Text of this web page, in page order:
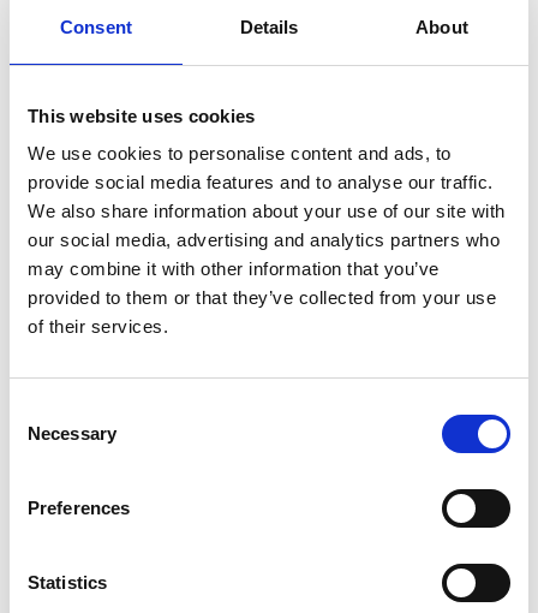
Consent Details About
This website uses cookies
We use cookies to personalise content and ads, to
provide social media features and to analyse our traffic.
We also share information about your use of our site with
our social media, advertising and analytics partners who
may combine it with other information that you’ve
provided to them or that they’ve collected from your use
of their services.
Selection
Necessary
Preferences
Statistics
kuluttajat eri puolilla maailmaa. Suominen on pyyhintään tarkoitettujen
oli 433.1 milj. euroa ja liikevoitto ennen kertaluonteisia eriä 18,3 milj.
euroa. Suomisen osake (SUY1V) noteerataan NASDAQ OMX:n
Helsingin pörssissä. Lue lisää: www.suominen.fi.
Jakelu:
NASDAQ OMX Helsinki Oy
Keskeiset tiedotusvälineet
Viimeisimmät uutiset
PÖRSSITIEDOTE